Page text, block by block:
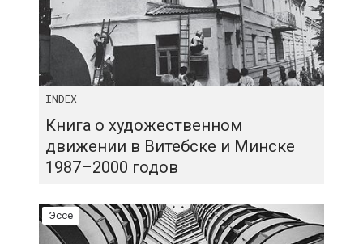
INDEX
Книга о художественном
движении в Витебске и Минске
1987–2000 годов
Эссе